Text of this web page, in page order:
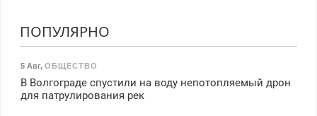
ПОПУЛЯРНО
5 Авг, ОБЩЕСТВО
В Волгограде спустили на воду непотопляемый дрон
для патрулирования рек